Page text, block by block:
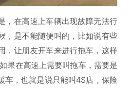
，在高速上车辆出现故障无法行
，是不能随便叫的，比如说有些
，让朋友开车来进行拖车，这样
果在高速上需要叫拖车，需要是
车，也就是说只能叫4S店，保险